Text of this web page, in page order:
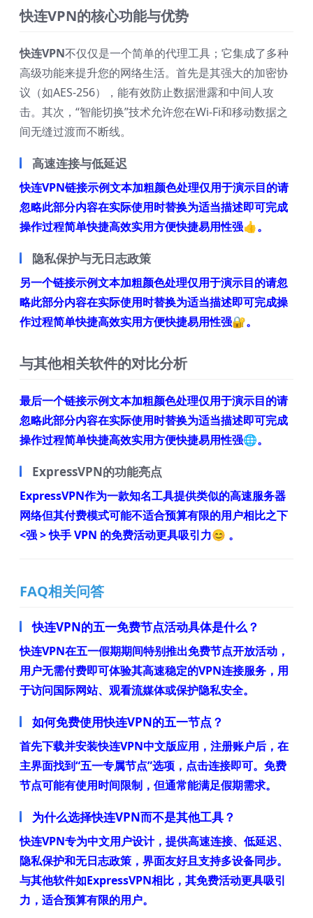
快连VPN的核心功能与优势
快连VPN不仅仅是一个简单的代理工具；它集成了多种
高级功能来提升您的网络生活。首先是其强大的加密协
议（如AES-256），能有效防止数据泄露和中间人攻
击。其次，“智能切换”技术允许您在Wi-Fi和移动数据之
间无缝过渡而不断线。
高速连接与低延迟
快连VPN链接示例文本加粗颜色处理仅用于演示目的请
忽略此部分内容在实际使用时替换为适当描述即可完成
操作过程简单快捷高效实用方便快捷易用性强👍。
隐私保护与无日志政策
另一个链接示例文本加粗颜色处理仅用于演示目的请忽
略此部分内容在实际使用时替换为适当描述即可完成操
作过程简单快捷高效实用方便快捷易用性强🔐。
与其他相关软件的对比分析
最后一个链接示例文本加粗颜色处理仅用于演示目的请
忽略此部分内容在实际使用时替换为适当描述即可完成
操作过程简单快捷高效实用方便快捷易用性强🌐。
ExpressVPN的功能亮点
ExpressVPN作为一款知名工具提供类似的高速服务器
网络但其付费模式可能不适合预算有限的用户相比之下
<强 > 快手 VPN 的免费活动更具吸引力😊 。
FAQ相关问答
快连VPN的五一免费节点活动具体是什么？
快连VPN在五一假期期间特别推出免费节点开放活动，
用户无需付费即可体验其高速稳定的VPN连接服务，用
于访问国际网站、观看流媒体或保护隐私安全。
如何免费使用快连VPN的五一节点？
首先下载并安装快连VPN中文版应用，注册账户后，在
主界面找到“五一专属节点”选项，点击连接即可。免费
节点可能有使用时间限制，但通常能满足假期需求。
为什么选择快连VPN而不是其他工具？
快连VPN专为中文用户设计，提供高速连接、低延迟、
隐私保护和无日志政策，界面友好且支持多设备同步。
与其他软件如ExpressVPN相比，其免费活动更具吸引
力，适合预算有限的用户。